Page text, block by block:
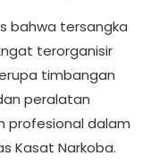
bahwa tersangka
terorganisir
timbangan
peralatan
profesional dalam
Kasat Narkoba.